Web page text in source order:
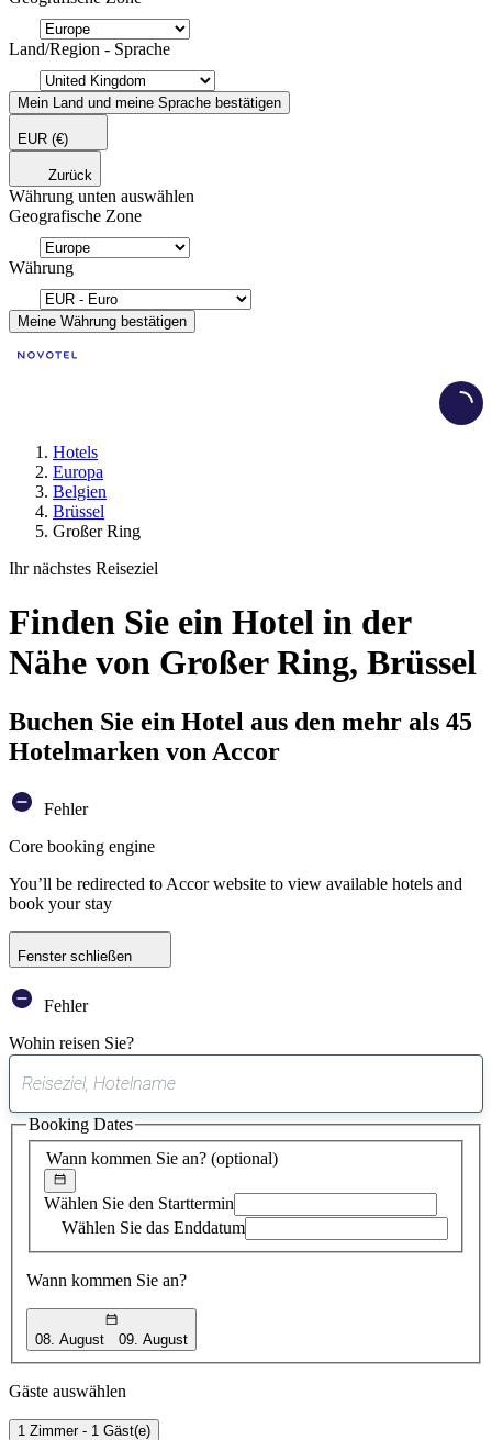
Land/Region - Sprache
Mein Land und meine Sprache bestätigen
EUR (€)
Zurück
Währung unten auswählen
Geografische Zone
Währung
Meine Währung bestätigen
Hotels
Europa
Belgien
Brüssel
Großer Ring
Ihr nächstes Reiseziel
Finden Sie ein Hotel in der
Nähe von Großer Ring, Brüssel
Buchen Sie ein Hotel aus den mehr als 45
Hotelmarken von Accor
Fehler
Core booking engine
You’ll be redirected to Accor website to view available hotels and
book your stay
Fenster schließen
Fehler
Wohin reisen Sie?
gefundener
Vorschlag
Wann kommen Sie an? (optional)
Wählen Sie den Starttermin
Wählen Sie das Enddatum
Wann kommen Sie an?
08. August 09. August
Booking Dates
Gäste auswählen
1 Zimmer - 1 Gäst(e)